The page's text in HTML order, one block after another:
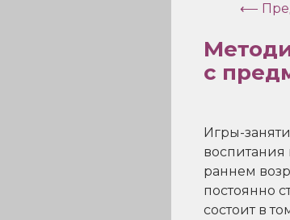
⟵
с
Игры-
раннем
постоянно
состоит в